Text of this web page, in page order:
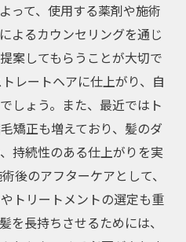
って、使用する薬剤や施術
よるカウンセリングを通じ
案してもらうことが大切で
レートヘアに仕上がり、自
しょう。また、最近ではト
矯正も増えており、髪のダ
持続性のある仕上がりを実
後のアフターケアとして、
トリートメントの選定も重
を長持ちさせるためには、